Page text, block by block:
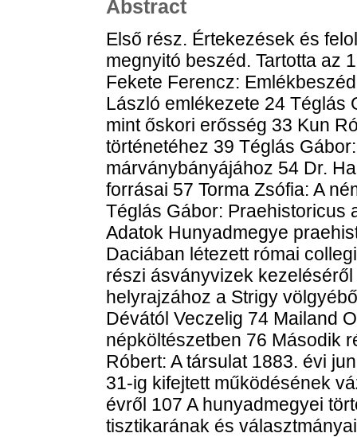
Abstract
Első rész. Értekezések és
megnyitó beszéd. Tartotta az
Fekete Ferencz:
László emlékezete 24 Téglás
mint őskori erősség 33 Kun
történetéhez 39 Téglás
márványbányájához 54 Dr.
forrásai 57 Torma Zsófia: A
Téglás Gábor: Praehistoricus
Adatok Hunyadmegye
Daciában létezett római
részi ásványvizek
helyrajzához a Strigy
Dévától Veczelig 74 Mailand
népköltészetben 76 Második
Róbert: A társulat 1883. évi
31-ig kifejtett működésének
évről 107 A hunyadmegyei
tisztikarának és